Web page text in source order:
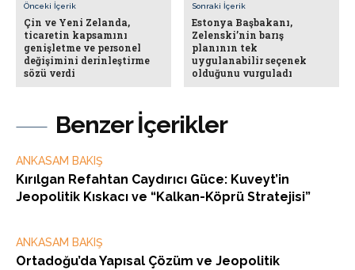
Benzer İçerikler
ANKASAM BAKIŞ
Kırılgan Refahtan Caydırıcı Güce: Kuveyt’in
Jeopolitik Kıskacı ve “Kalkan-Köprü Stratejisi”
ANKASAM BAKIŞ
Ortadoğu’da Yapısal Çözüm ve Jeopolitik
Önceki İçerik
Çin ve Yeni Zelanda,
ticaretin kapsamını
genişletme ve personel
değişimini derinleştirme
sözü verdi
Sonraki İçerik
Estonya Başbakanı,
Zelenski’nin barış
planının tek
uygulanabilir seçenek
olduğunu vurguladı